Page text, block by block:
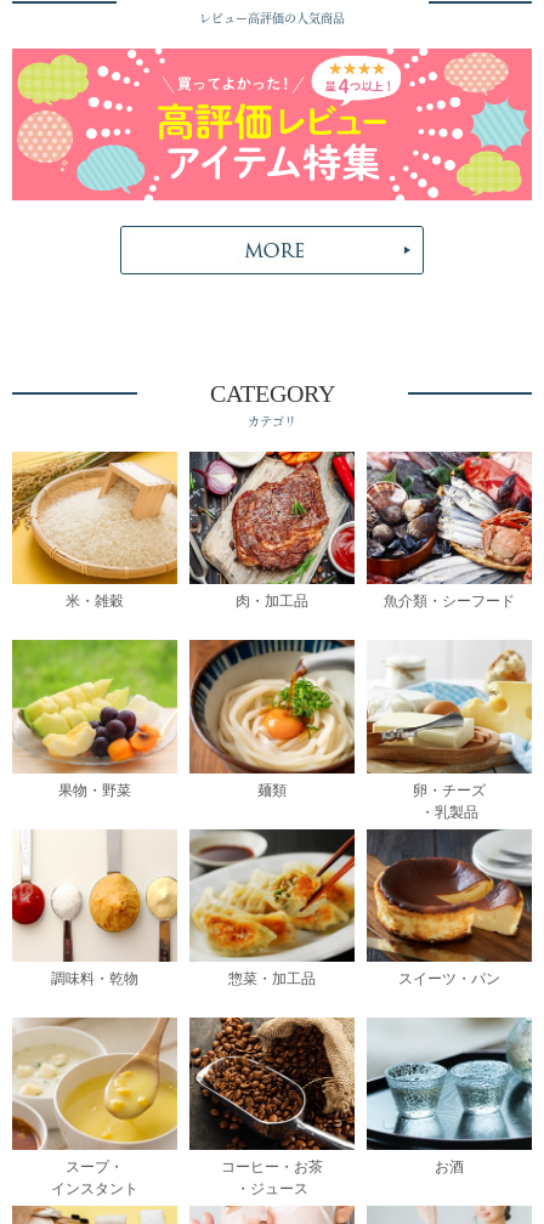
レビュー高評価の人気商品
CATEGORY
カテゴリ
米・雑穀 肉・加工品 魚介類・シーフード
果物・野菜 麺類
卵・チーズ
・乳製品
調味料・乾物 惣菜・加工品 スイーツ・パン
スープ・
インスタント
コーヒー・お茶
・ジュース
お酒